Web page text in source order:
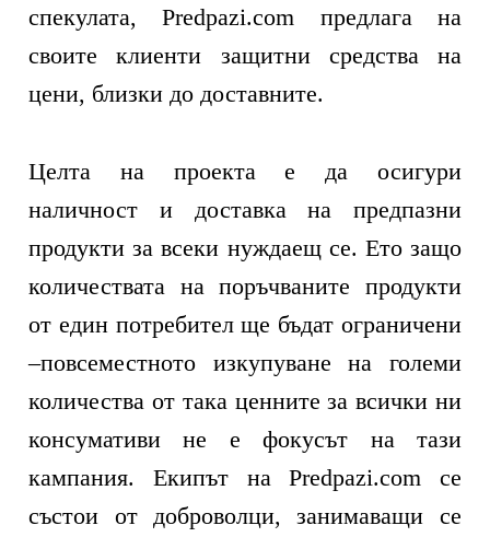
спекулата, Predpazi.com предлага на
своите клиенти защитни средства на
цени, близки до доставните.
Целта на проекта е да осигури
наличност и доставка на предпазни
продукти за всеки нуждаещ се. Ето защо
количествата на поръчваните продукти
от един потребител ще бъдат ограничени
–повсеместното изкупуване на големи
количества от така ценните за всички ни
консумативи не е фокусът на тази
кампания. Екипът на Predpazi.com се
състои от доброволци, занимаващи се